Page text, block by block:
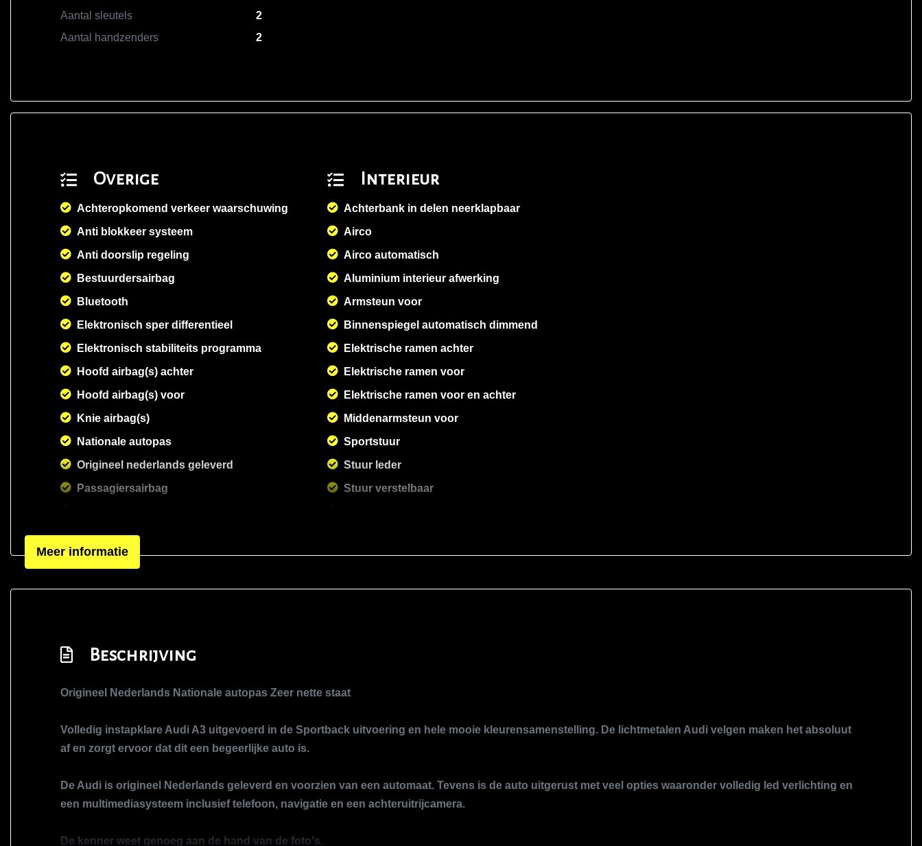
Aantal sleutels
2
Aantal handzenders
2
Overige
Achteropkomend verkeer waarschuwing
Anti blokkeer systeem
Anti doorslip regeling
Bestuurdersairbag
Bluetooth
Elektronisch sper differentieel
Elektronisch stabiliteits programma
Hoofd airbag(s) achter
Hoofd airbag(s) voor
Knie airbag(s)
Nationale autopas
Origineel nederlands geleverd
Passagiersairbag
Volledig gedocumenteerd
Zij airbag(s) voor
Interieur
Achterbank in delen neerklapbaar
Airco
Airco automatisch
Aluminium interieur afwerking
Armsteun voor
Binnenspiegel automatisch dimmend
Elektrische ramen achter
Elektrische ramen voor
Elektrische ramen voor en achter
Middenarmsteun voor
Sportstuur
Stuur leder
Stuur verstelbaar
Centrale vergrendeling met afstandsbediening
Getint glas
Led koplampen
Lichtmetalen velgen 18"
Meer informatie
Beschrijving
Origineel Nederlands Nationale autopas Zeer nette staat
Volledig instapklare Audi A3 uitgevoerd in de Sportback uitvoering en hele mooie kleurensamenstelling. De lichtmetalen Audi velgen maken het absoluut
af en zorgt ervoor dat dit een begeerlijke auto is.
De Audi is origineel Nederlands geleverd en voorzien van een automaat. Tevens is de auto uitgerust met veel opties waaronder volledig led verlichting en
een multimediasysteem inclusief telefoon, navigatie en een achteruitrijcamera.
De kenner weet genoeg aan de hand van de foto's.